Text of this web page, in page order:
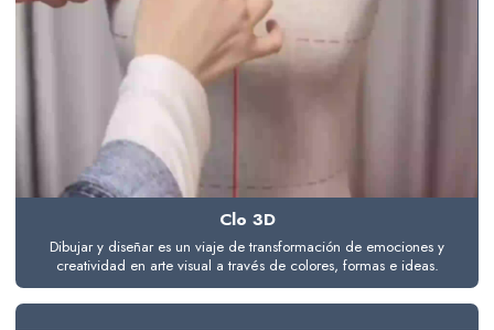
Clo 3D
Dibujar y diseñar es un viaje de transformación de emociones y
creatividad en arte visual a través de colores, formas e ideas.